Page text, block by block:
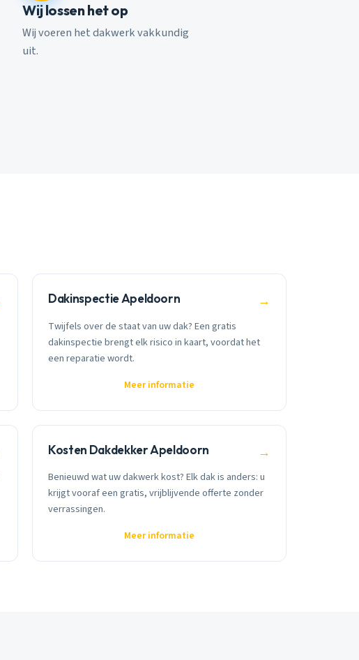
Wij lossen het op
Wij voeren het dakwerk vakkundig
uit.
Dakinspectie Apeldoorn →
Twijfels over de staat van uw dak? Een gratis
dakinspectie brengt elk risico in kaart, voordat het
een reparatie wordt.
Meer informatie
Kosten Dakdekker Apeldoorn →
Benieuwd wat uw dakwerk kost? Elk dak is anders: u
krijgt vooraf een gratis, vrijblijvende offerte zonder
verrassingen.
Meer informatie